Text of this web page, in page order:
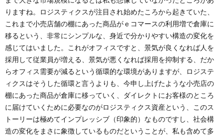
りますね。ロジスティクスが注目され始めたころから起きていた、
これまで小売店舗の棚にあった商品がｅコマースの利用増で倉庫に
移るという、非常にシンプルな、身近で分かりやすい構造の変化を
感じてはいました。これがオフィスですと、景気が良くなれば人を
採用して従業員が増える、景気が悪くなれば採用を抑制する、だか
らオフィス需要が減るという循環的な環境がありますが、ロジステ
ィクスはそうした循環と言うよりも、今申し上げたような小売店の
棚にあった商品が倉庫に移っていく、ダイレクトにお客様のところ
に届けていくために必要なのがロジスティクス資産という、このス
トーリーは極めてインプレッシブ（印象的）なものですし、社会構
造の変化をまさに象徴しているものだということが、私も含めて多